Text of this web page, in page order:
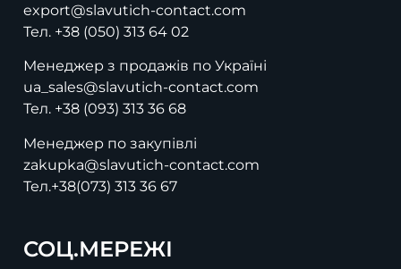
export@slavutich-contact.com
Тел. +38 (050) 313 64 02
Менеджер з продажів по Україні
ua_sales@slavutich-contact.com
Тел. +38 (093) 313 36 68
Менеджер по закупівлі
zakupka@slavutich-contact.com
Тел.+38(073) 313 36 67
СОЦ.МЕРЕЖІ